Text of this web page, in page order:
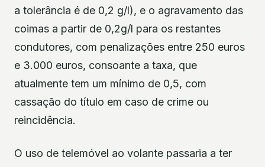
a tolerância é de 0,2 g/l), e o agravamento das
coimas a partir de 0,2g/l para os restantes
condutores, com penalizações entre 250 euros
e 3.000 euros, consoante a taxa, que
atualmente tem um mínimo de 0,5, com
cassação do título em caso de crime ou
reincidência.
O uso de telemóvel ao volante passaria a ter